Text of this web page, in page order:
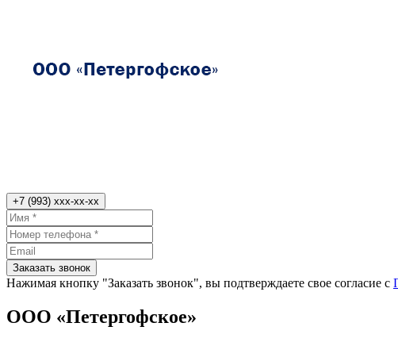
+7 (993) xxx-xx-xx
Заказать звонок
Нажимая кнопку "Заказать звонок", вы подтверждаете свое согласие с
ООО «Петергофское»